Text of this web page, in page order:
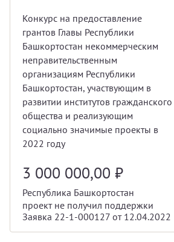
Конкурс на предоставление
грантов Главы Республики
Башкортостан некоммерческим
неправительственным
организациям Республики
Башкортостан, участвующим в
развитии институтов гражданского
общества и реализующим
социально значимые проекты в
2022 году
3 000 000,00 ₽
Республика Башкортостан
проект не получил поддержки
Заявка 22-1-000127 от 12.04.2022